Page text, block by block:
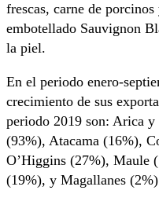
frescas, carne de
embotellado Sauvignon
la piel.
En el periodo enero-
crecimiento de sus
periodo 2019 son: Arica y
(93%), Atacama (16%),
O’Higgins (27%), Maule
(19%), y Magallanes